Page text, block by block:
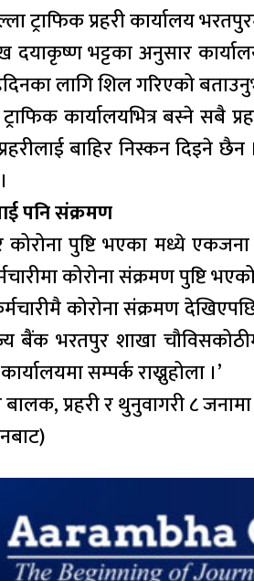
ट्राफिक प्रहरी कार्यालय
दयाकृष्ण भट्टका अनुसार
लागि शिल गरिएको
कार्यालयभित्र बस्ने सबै
बाहिर निस्कन दिइने
पनि संक्रमण
कोरोना पुष्टि भएका मध्ये
कोरोना संक्रमण पुष्टि
कोरोना संक्रमण
बैंक भरतपुर शाखा
सम्पर्क राख्नुहोला ।’
प्रहरी र थुनुवागरी ८